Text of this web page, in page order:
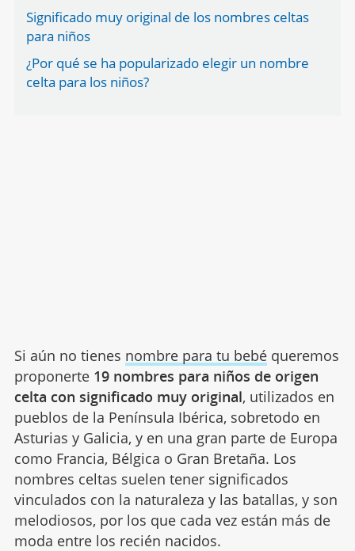
Significado muy original de los nombres celtas
para niños
¿Por qué se ha popularizado elegir un nombre
celta para los niños?
Si aún no tienes nombre para tu bebéqueremos
proponerte 19 nombres para niños de origen
celta con significado muy original, utilizados en
pueblos de la Península Ibérica, sobretodo en
Asturias y Galicia, y en una gran parte de Europa
como Francia, Bélgica o Gran Bretaña. Los
nombres celtas suelen tener significados
vinculados con la naturaleza y las batallas, y son
melodiosos, por los que cada vez están más de
moda entre los recién nacidos.